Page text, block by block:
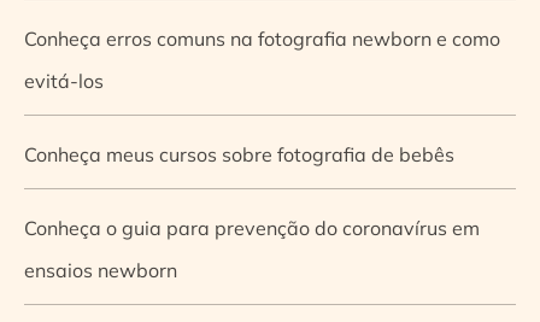
Conheça erros comuns na fotografia newborn e como
evitá-los
Conheça meus cursos sobre fotografia de bebês
Conheça o guia para prevenção do coronavírus em
ensaios newborn